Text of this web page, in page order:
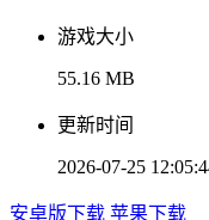
游戏大小
55.16 MB
更新时间
2026-07-25
安卓版下载 苹果下载